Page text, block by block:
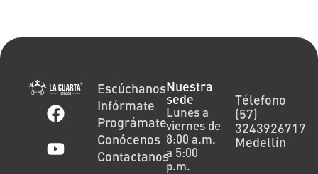
Escúchanos
Infórmate
Prográmate
Conócenos
Contactanos
Nuestra
sede
Lunes a
viernes de
8:00 a.m.
a 5:00
p.m.
Télefono
(57)
3243926717
Medellín